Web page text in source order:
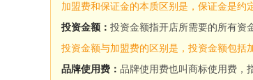
加盟费和保证金的本质区别是，保证金是约
投资金额： 投资金额指开店所需要的所有资
投资金额与加盟费的区别是，投资金额包括
品牌使用费： 品牌使用费也叫商标使用费，